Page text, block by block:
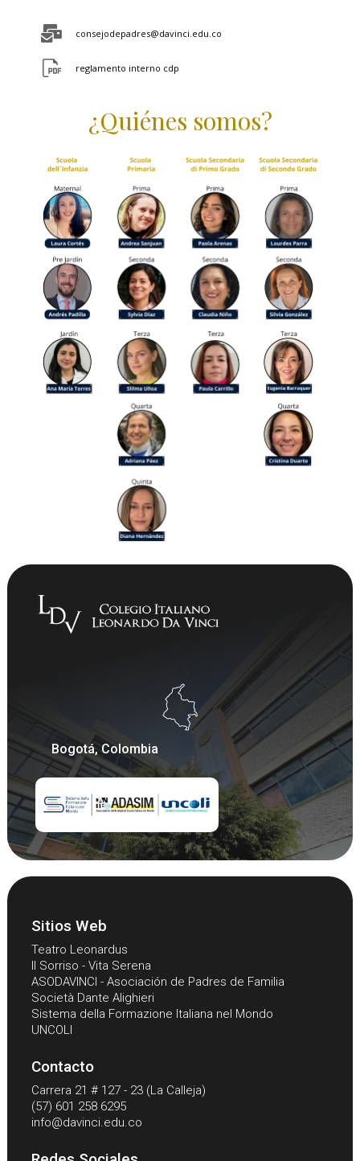
consejodepadres@davinci.edu.co
reglamento interno cdp
¿Quiénes somos?
Bogotá, Colombia
Sitios Web
Teatro Leonardus
Il Sorriso - Vita Serena
ASODAVINCI - Asociación de Padres de Familia
Società Dante Alighieri
Sistema della Formazione Italiana nel Mondo
UNCOLI
Contacto
Carrera 21 # 127 - 23 (La Calleja)
(57) 601 258 6295
info@davinci.edu.co